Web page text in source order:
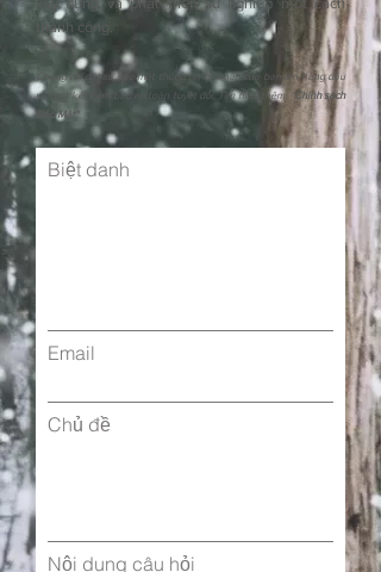
thành công.
Chúng tôi đặt sự bảo mật thông tin cá nhân của bạn lên hàng đầu
và cam kết đảm bảo an toàn tuyệt đối. Tìm hiểu thêm: " Chính sách
Bảo Mật"
Biệt danh
Email
Chủ đề
Nội dung câu hỏi